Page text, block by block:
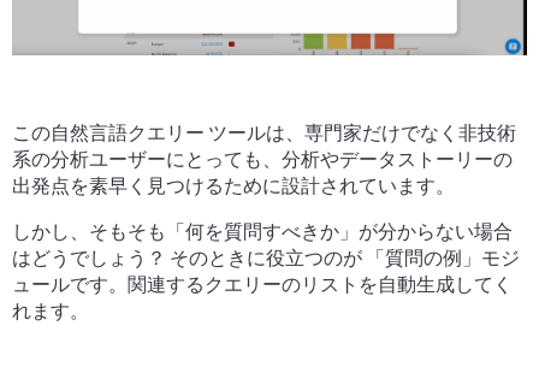
この自然言語クエリー ツールは、専門家だけでなく非技術
系の分析ユーザーにとっても、分析やデータストーリーの
出発点を素早く見つけるために設計されています。
しかし、そもそも「何を質問すべきか」が分からない場合
はどうでしょう？ そのときに役立つのが 「質問の例」モジ
ュールです。関連するクエリーのリストを自動生成してく
れます。